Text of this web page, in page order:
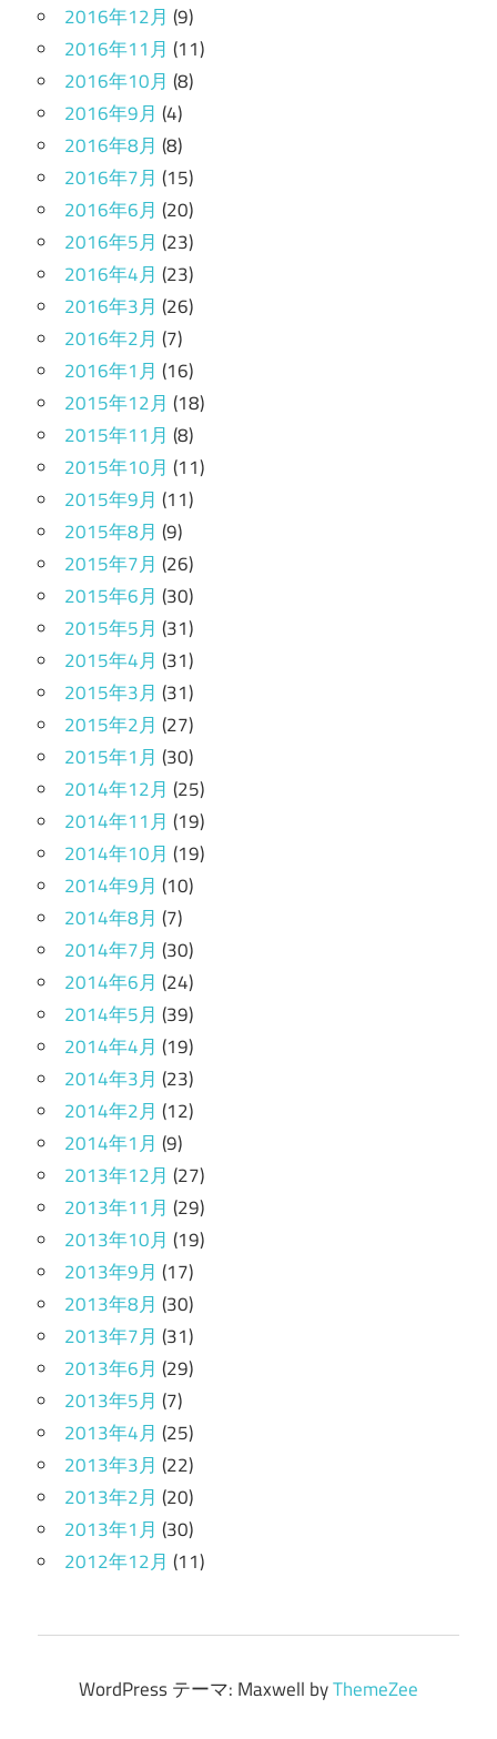
2016年12月 (9)
2016年11月 (11)
2016年10月 (8)
2016年9月 (4)
2016年8月 (8)
2016年7月 (15)
2016年6月 (20)
2016年5月 (23)
2016年4月 (23)
2016年3月 (26)
2016年2月 (7)
2016年1月 (16)
2015年12月 (18)
2015年11月 (8)
2015年10月 (11)
2015年9月 (11)
2015年8月 (9)
2015年7月 (26)
2015年6月 (30)
2015年5月 (31)
2015年4月 (31)
2015年3月 (31)
2015年2月 (27)
2015年1月 (30)
2014年12月 (25)
2014年11月 (19)
2014年10月 (19)
2014年9月 (10)
2014年8月 (7)
2014年7月 (30)
2014年6月 (24)
2014年5月 (39)
2014年4月 (19)
2014年3月 (23)
2014年2月 (12)
2014年1月 (9)
2013年12月 (27)
2013年11月 (29)
2013年10月 (19)
2013年9月 (17)
2013年8月 (30)
2013年7月 (31)
2013年6月 (29)
2013年5月 (7)
2013年4月 (25)
2013年3月 (22)
2013年2月 (20)
2013年1月 (30)
2012年12月 (11)
WordPress テーマ: Maxwell byThemeZee